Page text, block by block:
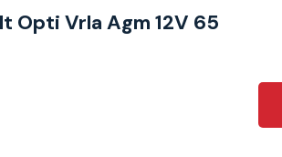
Opti Vrla Agm 12V 65